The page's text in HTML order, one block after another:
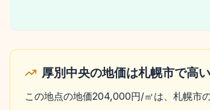
厚別中央の地価は札幌市で高
この地点の地価204,000円/㎡は、札幌市